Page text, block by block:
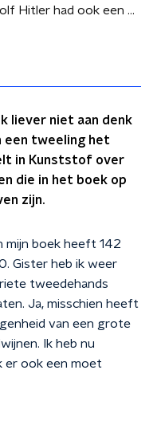
Jente Posthuma: 'Adolf Hitler had ook een moeder'
liever niet aan denk
een tweeling het
in Kunststof over
die in het boek op
zijn.
mijn boek heeft 142
Gister heb ik weer
tweedehands
Ja, misschien heeft
van een grote
Ik heb nu
er ook een moet